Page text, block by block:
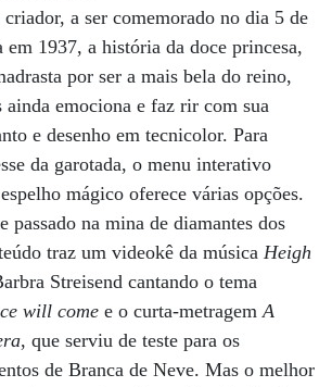
criador, a ser comemorado no dia 5 de
em 1937, a história da doce princesa,
por ser a mais bela do reino,
ainda emociona e faz rir com sua
e desenho em tecnicolor. Para
da garotada, o menu interativo
mágico oferece várias opções.
passado na mina de diamantes dos
traz um videokê da música Heigh
Streisend cantando o tema
will come e o curta-metragemA
, que serviu de teste para os
de Branca de Neve. Mas o melhor